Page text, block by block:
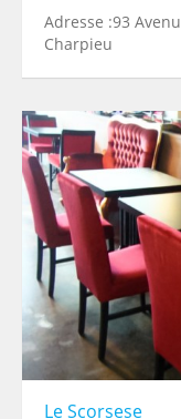
Adresse :93
Charpieu
Le Scorsese